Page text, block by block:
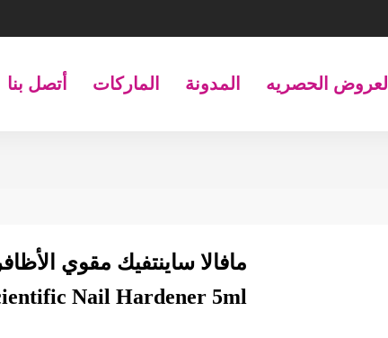
العروض الحصريه المدونة الماركات أتصل بنا
Nail Hardener 5ml